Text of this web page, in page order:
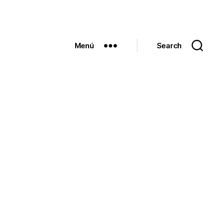
Menú Search